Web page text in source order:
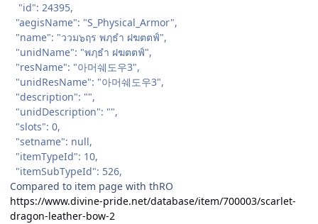
"id": 24395,
"aegisName": "S_Physical_Armor",
"name": "ววม๖ฤร พฦธำ ฝฆตตฟ์",
"unidName": "พฦธำ ฝฆตตฟ์",
"resName": "아머쉐도우3",
"unidResName": "아머쉐도우3",
"description": "",
"unidDescription": "",
"slots": 0,
"setname": null,
"itemTypeId": 10,
"itemSubTypeId": 526,
Compared to item page with thRO
https://www.divine-pride.net/database/item/700003/scarlet-
dragon-leather-bow-2